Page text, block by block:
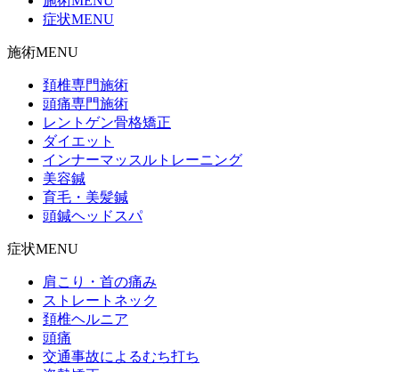
症状MENU
施術MENU
頚椎専門施術
頭痛専門施術
レントゲン骨格矯正
ダイエット
インナーマッスルトレーニング
美容鍼
育毛・美髪鍼
頭鍼ヘッドスパ
症状MENU
肩こり・首の痛み
ストレートネック
頚椎ヘルニア
頭痛
交通事故によるむち打ち